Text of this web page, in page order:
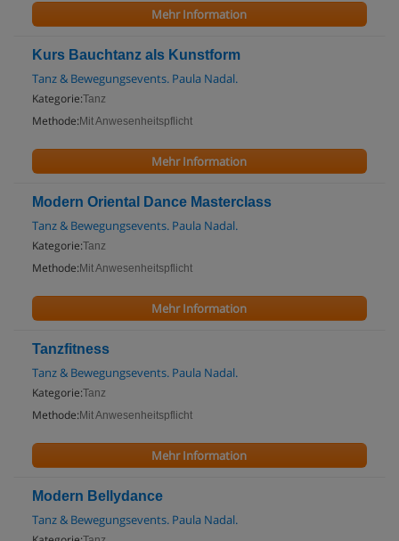
Mehr Information
Kurs Bauchtanz als Kunstform
Tanz & Bewegungsevents. Paula Nadal.
Kategorie:Tanz
Methode: Mit Anwesenheitspflicht
Mehr Information
Modern Oriental Dance Masterclass
Tanz & Bewegungsevents. Paula Nadal.
Kategorie:Tanz
Methode: Mit Anwesenheitspflicht
Mehr Information
Tanzfitness
Tanz & Bewegungsevents. Paula Nadal.
Kategorie:Tanz
Methode: Mit Anwesenheitspflicht
Mehr Information
Modern Bellydance
Tanz & Bewegungsevents. Paula Nadal.